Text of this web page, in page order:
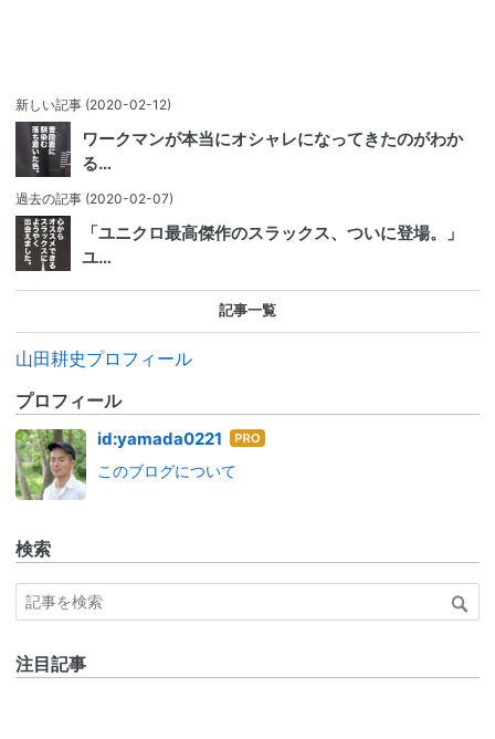
新しい記事 (2020-02-12)
ワークマンが本当にオシャレになってきたのがわか
る…
過去の記事 (2020-02-07)
「ユニクロ最高傑作のスラックス、ついに登場。」
ユ…
記事一覧
山田耕史プロフィール
プロフィール
id:yamada0221 はて
ログ
このブログについて
検索
注目記事